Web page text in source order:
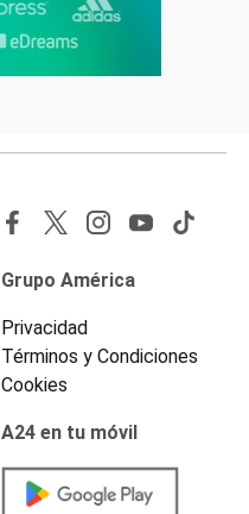
Grupo América
Privacidad
Términos y Condiciones
Cookies
A24 en tu móvil